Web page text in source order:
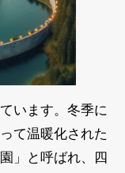
います。冬季に
て温暖化された
」と呼ばれ、四